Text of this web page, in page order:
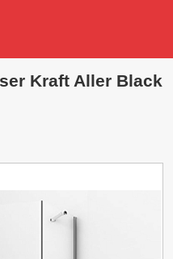
Kraft Aller Black